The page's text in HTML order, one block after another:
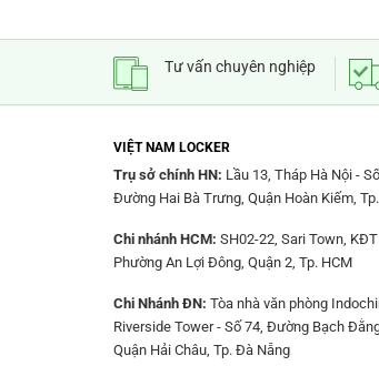
Tư vấn chuyên nghiệp
VIỆT NAM LOCKER
Trụ sở chính HN: Lầu 13, Tháp Hà Nội -
Đường Hai Bà Trưng, Quận Hoàn Kiếm,
Chi nhánh HCM: SH02-22, Sari Town,
Phường An Lợi Đông, Quận 2, Tp. HCM
Chi Nhánh ĐN: Tòa nhà văn phòng
Riverside Tower - Số 74, Đường Bạch
Quận Hải Châu, Tp. Đà Nẵng